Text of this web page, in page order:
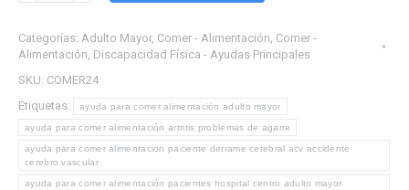
fácil
alimentación
comer
discapacidad
adulto
mayor
Parkinson
Categorías: Adulto Mayor, Comer - Alimentación Comer -
Alimentación Discapacidad Física - Ayudas Principales
SKU: COMER24
Etiquetas:
ayuda para comer alimentación adulto mayor
ayuda para comer alimentación artritis problemas de agarre
ayuda para comer alimentacion paciente derrame cerebral acv accidente
cerebro vascular
ayuda para comer alimentación pacientes hospital centro adulto mayor